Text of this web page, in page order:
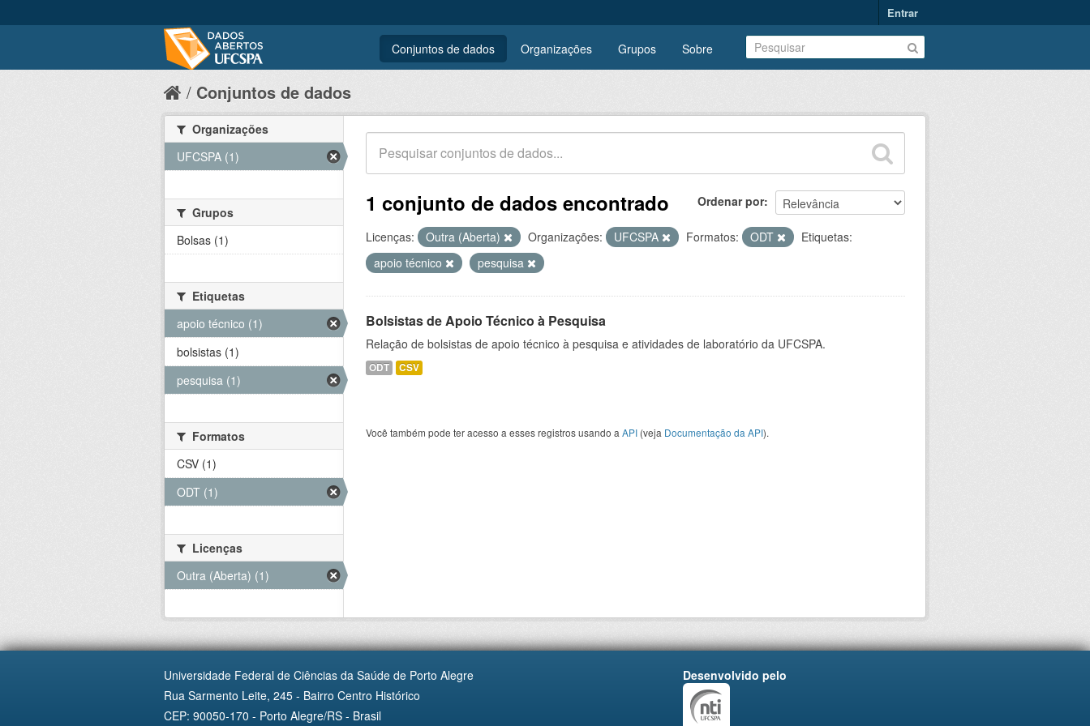
Entrar
Conjuntos de dados Organizações Grupos Sobre
Conjuntos de dados
Ordenar por
1 conjunto de dados encontrado
Licenças: Outra (Aberta) Organizações: UFCSPA Formatos: ODT
Etiquetas:
apoio técnico
pesquisa
Bolsistas de Apoio Técnico à Pesquisa
Relação de bolsistas de apoio técnico à pesquisa e atividades de laboratório da UFCSPA.
ODT CSV
Você também pode ter acesso a esses registros usando a API (veja Documentação da API).
Organizações
UFCSPA (1)
Grupos
Bolsas (1)
Etiquetas
apoio técnico (1)
bolsistas (1)
pesquisa (1)
Formatos
CSV (1)
ODT (1)
Licenças
Outra (Aberta) (1)
Universidade Federal de Ciências da Saúde de Porto Alegre
Rua Sarmento Leite, 245 - Bairro Centro Histórico
CEP: 90050-170 - Porto Alegre/RS - Brasil
Desenvolvido pelo